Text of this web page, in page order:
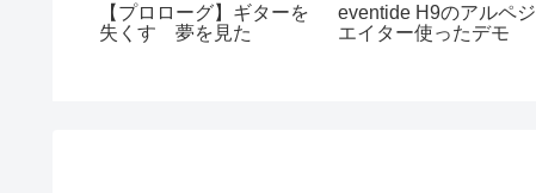
【プロローグ】ギターを
失くす 夢を見た
eventide H9のアルペジ
エイター使ったデモ